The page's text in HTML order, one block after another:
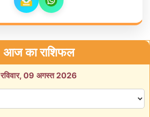
आज का राशिफल
रविवार, 09 अगस्त 2026